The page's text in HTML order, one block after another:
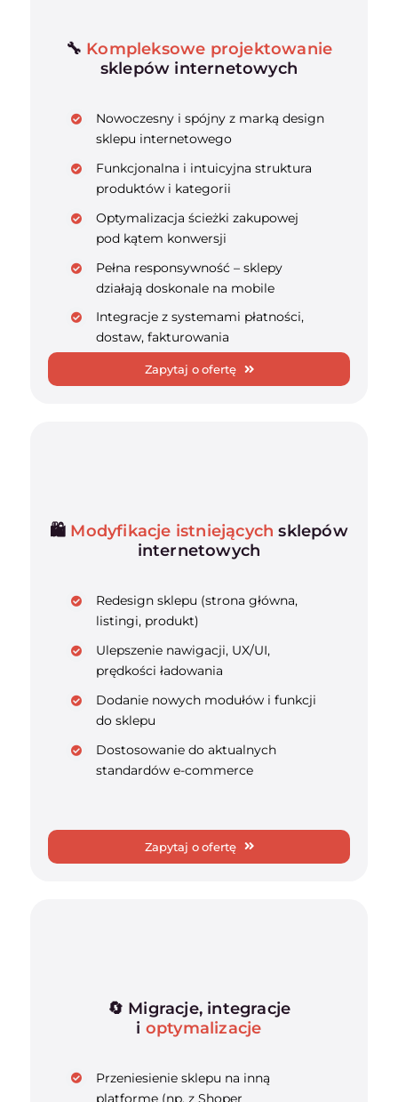
🔧 Kompleksowe projektowanie
sklepów internetowych
Nowoczesny i spójny z marką design
sklepu internetowego
Funkcjonalna i intuicyjna struktura
produktów i kategorii
Optymalizacja ścieżki zakupowej
pod kątem konwersji
Pełna responsywność – sklepy
działają doskonale na mobile
Integracje z systemami płatności,
dostaw, fakturowania
Zapytaj o ofertę
🛍️ Modyfikacje istniejących sklepów
internetowych
Redesign sklepu (strona główna,
listingi, produkt)
Ulepszenie nawigacji, UX/UI,
prędkości ładowania
Dodanie nowych modułów i funkcji
do sklepu
Dostosowanie do aktualnych
standardów e-commerce
Zapytaj o ofertę
🔄 Migracje, integracje
i optymalizacje
Przeniesienie sklepu na inną
platformę (np. z Shoper